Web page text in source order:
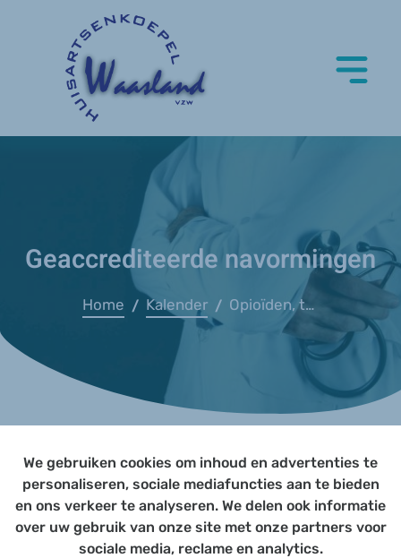
Geaccrediteerde navormingen
Home / Kalender / Opioïden, tussen onder- en overdosering (UZ Gent)
Page not yet published
We gebruiken cookies om inhoud en advertenties te
personaliseren, sociale mediafuncties aan te bieden
en ons verkeer te analyseren. We delen ook informatie
over uw gebruik van onze site met onze partners voor
sociale media, reclame en analytics.
Privacy|Cookies|Disclaimer
Udesite